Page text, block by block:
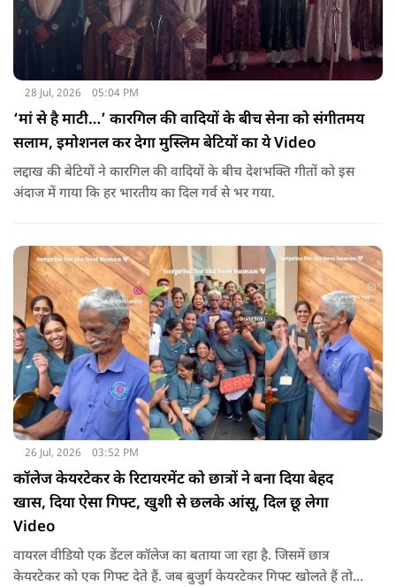
28 Jul, 2026 05:04 PM
‘मां से है माटी…’ कारगिल की वादियों के बीच सेना को संगीतमय
सलाम, इमोशनल कर देगा मुस्लिम बेटियों का ये Video
लद्दाख की बेटियों ने कारगिल की वादियों के बीच देशभक्ति गीतों को इस
अंदाज में गाया कि हर भारतीय का दिल गर्व से भर गया.
26 Jul, 2026 03:52 PM
कॉलेज केयरटेकर के रिटायरमेंट को छात्रों ने बना दिया बेहद
खास, दिया ऐसा गिफ्ट, खुशी से छलके आंसू, दिल छू लेगा
Video
वायरल वीडियो एक डेंटल कॉलेज का बताया जा रहा है. जिसमें छात्र
केयरटेकर को एक गिफ्ट देते हैं. जब बुजुर्ग केयरटेकर गिफ्ट खोलते हैं तो